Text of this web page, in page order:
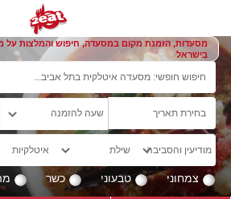
מסעדות, הזמנת מקום במסעדה, חיפוש והמלצות על
בישראל
צמחוני טבעוני כשר